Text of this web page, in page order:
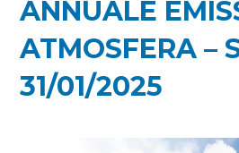
ANNUALE
ATMOSFERA –
31/01/2025